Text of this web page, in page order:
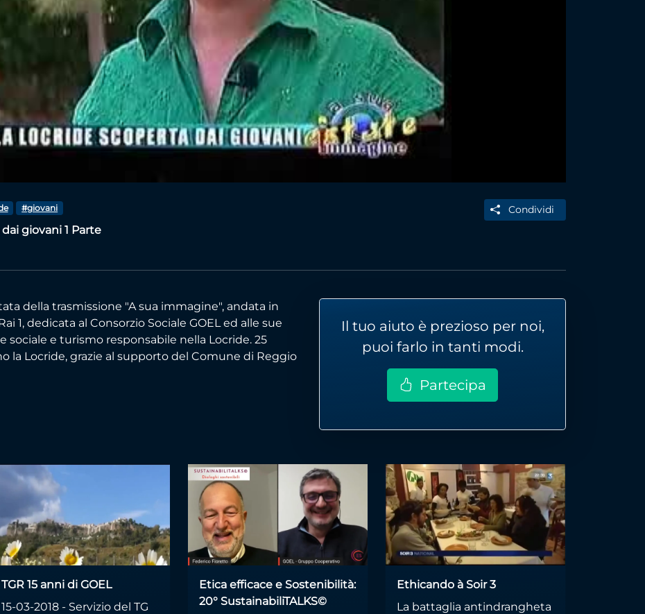
Video
#giovani Condividi
giovani 1 Parte
della trasmissione "A sua immagine", andata in
1, dedicata al Consorzio Sociale GOEL ed alle sue
sociale e turismo responsabile nella Locride. 25
la Locride, grazie al supporto del Comune di Reggio
Il tuo aiuto è prezioso per noi,
puoi farlo in tanti modi.
Partecipa
TGR 15 anni di GOEL
15-03-2018 - Servizio del TG
Etica efficace e Sostenibilità:
20° SustainabiliTALKS©
Ethicando à Soir 3
La battaglia antindrangheta